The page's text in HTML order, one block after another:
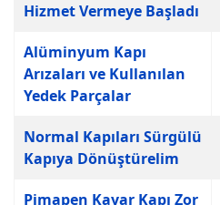
Hizmet Vermeye Başladı
Alüminyum Kapı
Arızaları ve Kullanılan
Yedek Parçalar
Normal Kapıları Sürgülü
Kapıya Dönüştürelim
Pimapen Kayar Kapı Zor